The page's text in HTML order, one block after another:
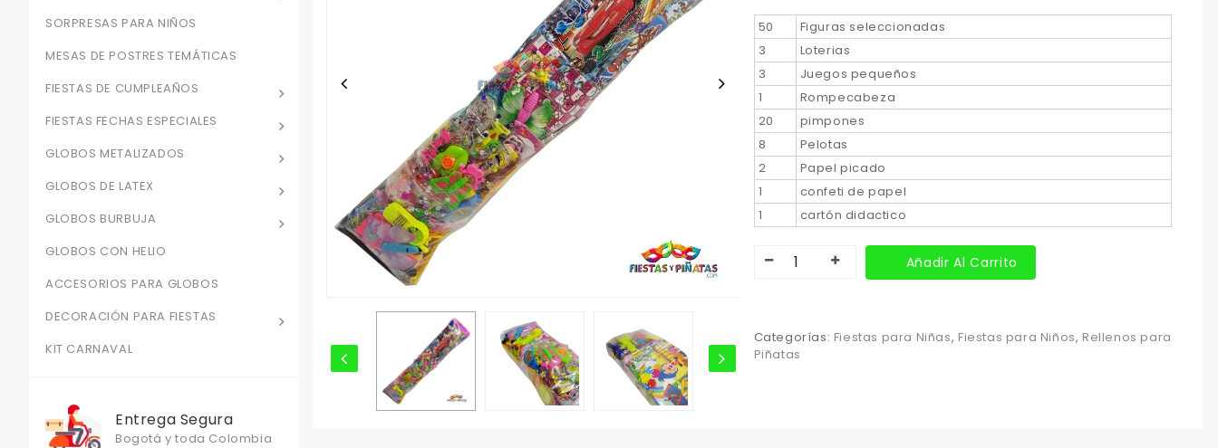
50
Figuras seleccionadas
3
Loterias
3
Juegos pequeños
1
Rompecabeza
20
pimpones
8
Pelotas
2
Papel picado
1
confeti de papel
1
cartón didactico
Añadir Al Carrito
Categorías: Fiestas para Niñas, Fiestas para Niños, Rellenos para
Piñatas
SORPRESAS PARA NIÑOS
MESAS DE POSTRES TEMÁTICAS
FIESTAS DE CUMPLEAÑOS
FIESTAS FECHAS ESPECIALES
GLOBOS METALIZADOS
GLOBOS DE LATEX
GLOBOS BURBUJA
GLOBOS CON HELIO
ACCESORIOS PARA GLOBOS
DECORACIÓN PARA FIESTAS
KIT CARNAVAL
Entrega Segura
Bogotá y toda Colombia